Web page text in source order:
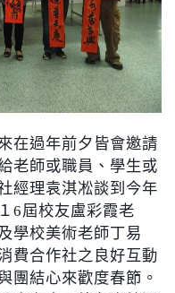
在過年前夕皆會邀請
老師或職員、學生或
經理袁淇凇談到今年
6屆校友盧彩霞老
學校美術老師丁易
費合作社之良好互動
團結心來歡度春節。